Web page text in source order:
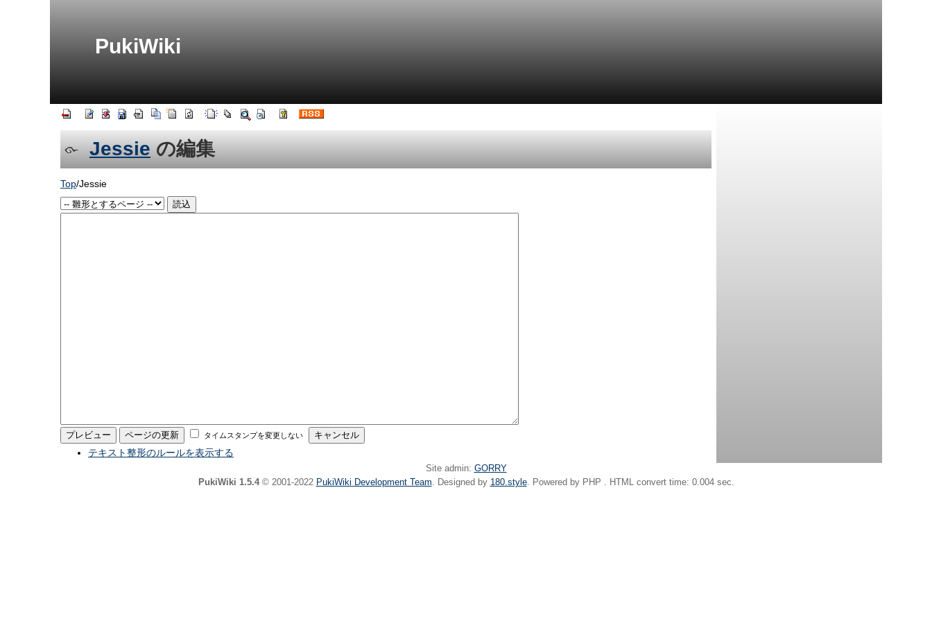
PukiWiki
Jessieの編集
Top/Jessie
タイムスタンプを変更しない
テキスト整形のルールを表示する
Site admin: GORRY
PukiWiki 1.5.4© 2001-2022 PukiWiki Development Team . Designed by 180.style. Powered by PHP . HTML convert time: 0.004 sec.